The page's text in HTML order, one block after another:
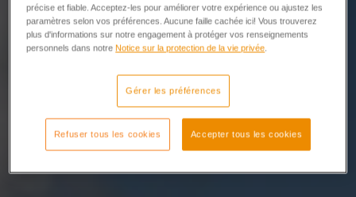
précise et fiable. Acceptez-les pour améliorer votre expérience ou ajustez les
paramètres selon vos préférences. Aucune faille cachée ici! Vous trouverez
plus d'informations sur notre engagement à protéger vos renseignements
personnels dans notre Notice sur la protection de la vie privée.
Gérer les préférences
Refuser tous les cookies Accepter tous les cookies